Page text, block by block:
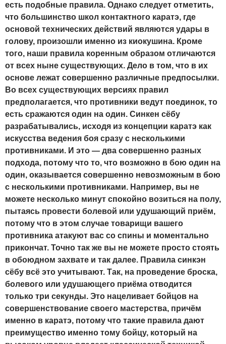
есть подобные правила. Однако следует отметить,
что большинство школ контактного каратэ, где
основой технических действий являются удары в
голову, произошли именно из киокушина. Кроме
того, наши правила коренным образом отличаются
от всех ныне существующих. Дело в том, что в их
основе лежат совершенно различные предпосылки.
Во всех существующих версиях правил
предполагается, что противники ведут поединок, то
есть сражаются один на один. Синкен сёбу
разрабатывались, исходя из концепции каратэ как
искусства ведения боя сразу с несколькими
противниками. И это — два совершенно разных
подхода, потому что то, что возможно в бою один на
один, оказывается совершенно невозможным в бою
с несколькими противниками. Например, вы не
можете несколько минут спокойно возиться на полу,
пытаясь провести болевой или удушающий приём,
потому что в этом случае товарищи вашего
противника атакуют вас со спины и моментально
прикончат. Точно так же вы не можете просто стоять
в обоюдном захвате и так далее. Правила синкэн
сёбу всё это учитывают. Так, на проведение броска,
болевого или удушающего приёма отводится
только три секунды. Это нацеливает бойцов на
совершенствование своего мастерства, причём
именно в каратэ, потому что такие правила дают
преимущество именно тому бойцу, который на